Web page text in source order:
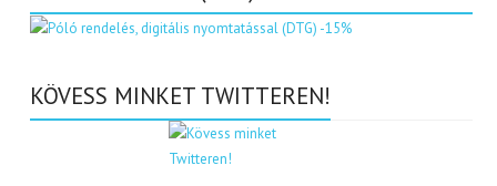
KÖVESS MINKET TWITTEREN!